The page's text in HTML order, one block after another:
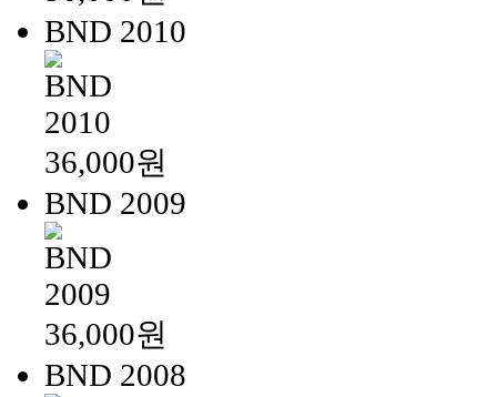
BND 2010
36,000원
BND 2009
36,000원
BND 2008